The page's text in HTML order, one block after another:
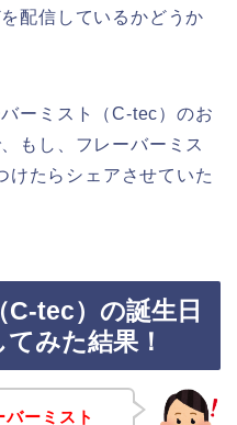
配信しているかどうか
ーミスト（C-tec）のお
もし、フレーバーミス
けたらシェアさせていた
tec）の誕生日
みた結果！
ーミスト